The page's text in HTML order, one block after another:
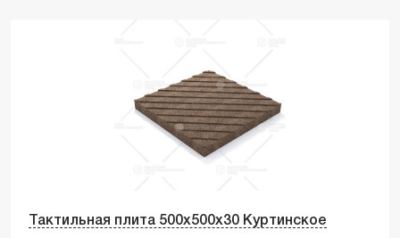
Тактильная плита 500х500х30 Куртинское